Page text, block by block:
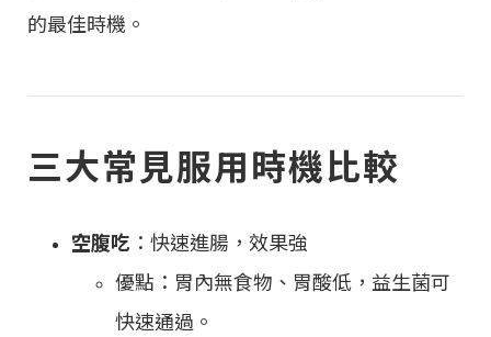
的最佳時機。
三大常見服用時機比較
空腹吃 ：快速進腸，效果強
優點：胃內無食物、胃酸低，益生菌可
快速通過。